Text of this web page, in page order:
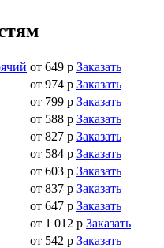
от 649 р Заказать
от 974 р Заказать
от 799 р Заказать
от 588 р Заказать
от 827 р Заказать
от 584 р Заказать
от 603 р Заказать
от 837 р Заказать
от 647 р Заказать
от 1 012 р Заказать
от 542 р Заказать